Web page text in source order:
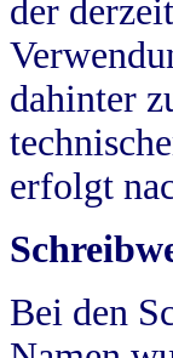
der
dahinter
erfolgt
Bei den